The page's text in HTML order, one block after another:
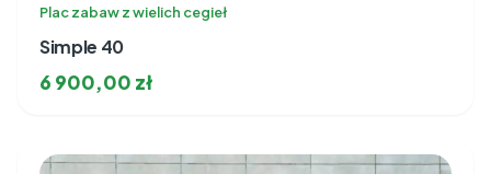
Plac zabaw z wielich cegieł
Simple 40
6 900,00 zł